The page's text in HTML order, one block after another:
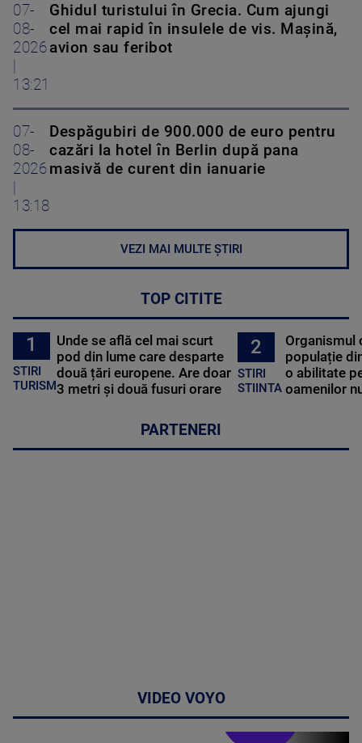
07-
08-
2026
|
13:21
Ghidul turistului în Grecia. Cum ajungi
cel mai rapid în insulele de vis. Mașină,
avion sau feribot
07-
08-
2026
|
13:18
Despăgubiri de 900.000 de euro pentru
cazări la hotel în Berlin după pana
masivă de curent din ianuarie
VEZI MAI MULTE ȘTIRI
TOP CITITE
1
STIRI
TURISM
Unde se află cel mai scurt
pod din lume care desparte
două țări europene. Are doar
3 metri și două fusuri orare
2
STIRI
STIINTA
Organismul
populație
o abilitate
oamenilor
PARTENERI
VIDEO VOYO